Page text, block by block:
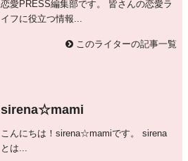
恋愛PRESS編集部です。 皆さんの恋愛ラ
イフに役立つ情報...
このライターの記事一覧
sirena☆mami
こんにちは！sirena☆mamiです。 sirena
とは...